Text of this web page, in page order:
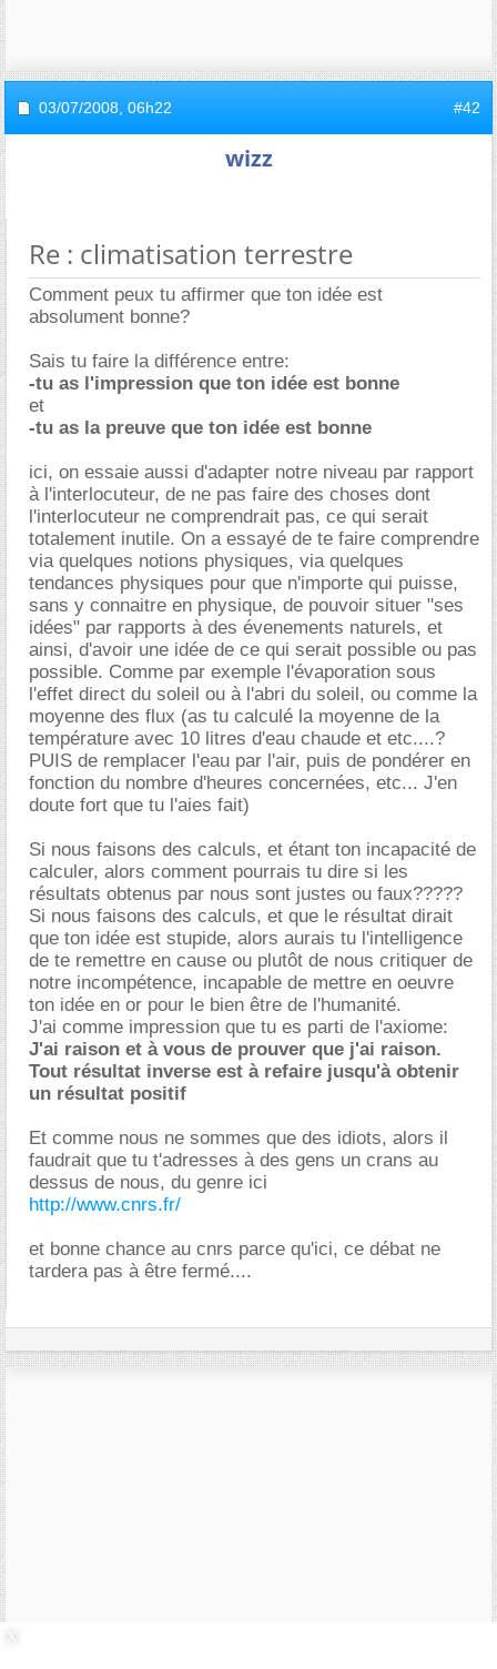
03/07/2008, 06h22 #42
wizz
Re : climatisation terrestre
Comment peux tu affirmer que ton idée est
absolument bonne?
Sais tu faire la différence entre:
-tu as l'impression que ton idée est bonne
et
-tu as la preuve que ton idée est bonne
ici, on essaie aussi d'adapter notre niveau par rapport
à l'interlocuteur, de ne pas faire des choses dont
l'interlocuteur ne comprendrait pas, ce qui serait
totalement inutile. On a essayé de te faire comprendre
via quelques notions physiques, via quelques
tendances physiques pour que n'importe qui puisse,
sans y connaitre en physique, de pouvoir situer "ses
idées" par rapports à des évenements naturels, et
ainsi, d'avoir une idée de ce qui serait possible ou pas
possible. Comme par exemple l'évaporation sous
l'effet direct du soleil ou à l'abri du soleil, ou comme la
moyenne des flux (as tu calculé la moyenne de la
température avec 10 litres d'eau chaude et etc....?
PUIS de remplacer l'eau par l'air, puis de pondérer en
fonction du nombre d'heures concernées, etc... J'en
doute fort que tu l'aies fait)
Si nous faisons des calculs, et étant ton incapacité de
calculer, alors comment pourrais tu dire si les
résultats obtenus par nous sont justes ou faux?????
Si nous faisons des calculs, et que le résultat dirait
que ton idée est stupide, alors aurais tu l'intelligence
de te remettre en cause ou plutôt de nous critiquer de
notre incompétence, incapable de mettre en oeuvre
ton idée en or pour le bien être de l'humanité.
J'ai comme impression que tu es parti de l'axiome:
J'ai raison et à vous de prouver que j'ai raison.
Tout résultat inverse est à refaire jusqu'à obtenir
un résultat positif
Et comme nous ne sommes que des idiots, alors il
faudrait que tu t'adresses à des gens un crans au
dessus de nous, du genre ici
http://www.cnrs.fr/
et bonne chance au cnrs parce qu'ici, ce débat ne
tardera pas à être fermé....